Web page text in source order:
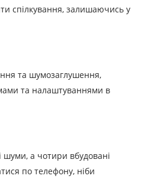
спілкування, залишаючись у
та шумозаглушення,
та налаштуваннями в
шуми, а чотири вбудовані
по телефону, ніби